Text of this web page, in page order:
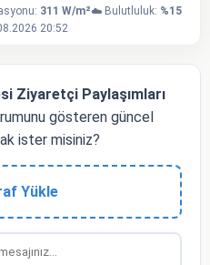
311 W/m²☁️ Bulutluluk: %15
20:52
Ziyaretçi Paylaşımları
gösteren güncel
ister misiniz?
Yükle